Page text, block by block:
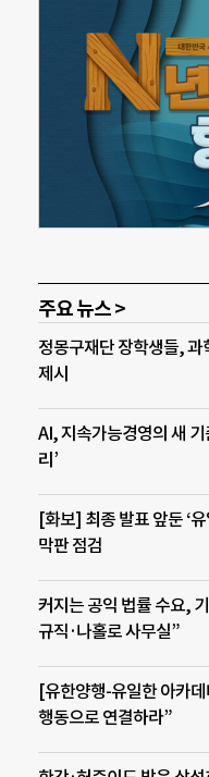
주요 뉴스 >
정몽구재단 장학생들, 과
제시
AI, 지속가능경영의 새
리’
[화보] 최종 발표 앞둔 ‘
막판 점검
커지는 공익 법률 수요,
규직·나홀로 사무실”
[유한양행-유일한 아카
행동으로 연결하라”